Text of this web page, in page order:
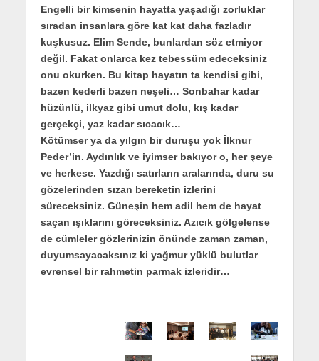
Engelli bir kimsenin hayatta yaşadığı zorluklar
sıradan insanlara göre kat kat daha fazladır
kuşkusuz. Elim Sende, bunlardan söz etmiyor
değil. Fakat onlarca kez tebessüm edeceksiniz
onu okurken. Bu kitap hayatın ta kendisi gibi,
bazen kederli bazen neşeli… Sonbahar kadar
hüzünlü, ilkyaz gibi umut dolu, kış kadar
gerçekçi, yaz kadar sıcacık…
Kötümser ya da yılgın bir duruşu yok İlknur
Peder’in. Aydınlık ve iyimser bakıyor o, her şeye
ve herkese. Yazdığı satırların aralarında, duru su
gözelerinden sızan bereketin izlerini
süreceksiniz. Güneşin hem adil hem de hayat
saçan ışıklarını göreceksiniz. Azıcık gölgelense
de cümleler gözlerinizin önünde zaman zaman,
duyumsayacaksınız ki yağmur yüklü bulutlar
evrensel bir rahmetin parmak izleridir…